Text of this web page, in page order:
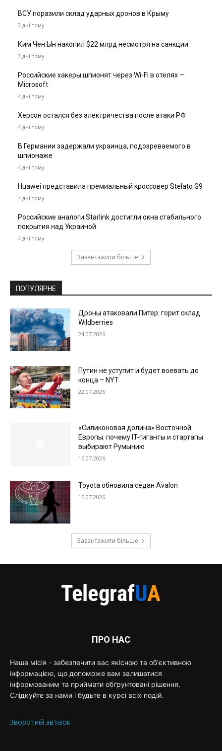
ВСУ поразили склад ударных дронов в Крыму
3 дні тому
Ким Чен Ын накопил $22 млрд несмотря на санкции
3 дні тому
Российские хакеры шпионят через Wi-Fi в отелях —
Microsoft
4 дні тому
Херсон остался без электричества после атаки РФ
4 дні тому
В Германии задержали украинца, подозреваемого в
шпионаже
4 дні тому
Huawei представила премиальный кроссовер Stelato G9
4 дні тому
Российские аналоги Starlink достигли окна стабильного
покрытия над Украиной
4 дні тому
Завантажити більше
ПОПУЛЯРНЕ
Дроны атаковали Питер: горит склад
Wildberries
24.07.2026
Путин не уступит и будет воевать до
конца – NYT
22.07.2026
«Силиконовая долина» Восточной
Европы: почему IT-гиганты и стартапы
выбирают Румынию
15.07.2026
Toyota обновила седан Avalon
15.07.2026
Завантажити більше
ПРО НАС
Наша місія - забезпечити вас якісною та об'єктивною
інформацією, що допоможе вам залишатися
інформованим та приймати обґрунтовані рішення.
Слідкуйте за нами і будьте в курсі всіх подій.
Зворотній зв'язок